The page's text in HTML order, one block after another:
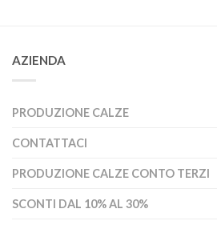
AZIENDA
PRODUZIONE CALZE
CONTATTACI
PRODUZIONE CALZE CONTO TERZI
SCONTI DAL 10% AL 30%